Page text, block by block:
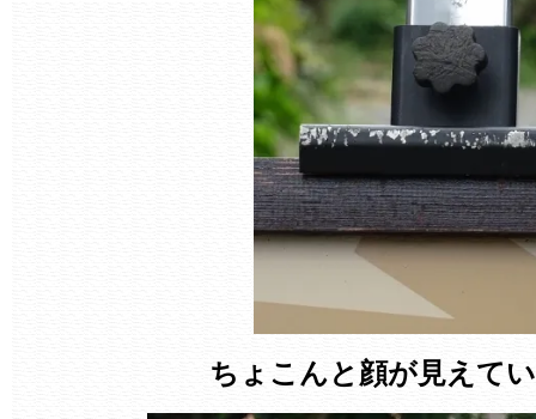
ちょこんと顔が見えて